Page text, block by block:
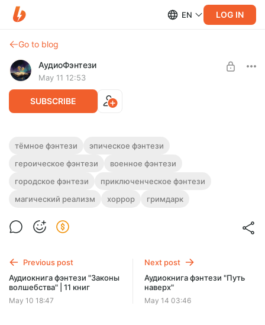
EN LOG IN
Go to blog
АудиоФэнтези
May 11 12:53
SUBSCRIBE
Аудиокнига фэнтези "Серебряный плен"
Полная версия.
Слушайте эту и другие фэнтези-аудиокниги полностью, без
рекламы и любых ограничений!
Level required:
UNLOCK WITH DISCOUNT
Offer ends 08 August.
тёмное фэнтези
эпическое фэнтези
героическое фэнтези
военное фэнтези
городское фэнтези
приключенческое фэнтези
магический реализм
хоррор гримдарк
Previous post
Аудиокнига фэнтези "Законы
волшебства" | 11 книг
May 10 18:47
Next post
Аудиокнига фэнтези "Путь
наверх"
May 14 03:46